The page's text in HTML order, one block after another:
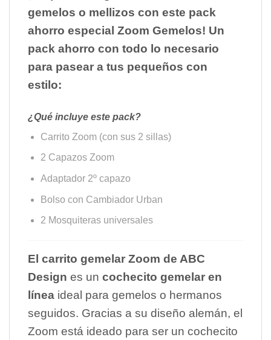
gemelos o mellizos con este pack
ahorro especial Zoom Gemelos! Un
pack ahorro con todo lo necesario
para pasear a tus pequeños con
estilo:
¿Qué incluye este pack?
Carrito Zoom (con sus 2 sillas)
2 Capazos Zoom
Adaptador 2º capazo
Bolso con Cambiador Urban
2 Mosquiteras universales
El carrito gemelar Zoom de ABC
Design es un cochecito gemelar en
línea ideal para gemelos o hermanos
seguidos. Gracias a su diseño alemán, el
Zoom está ideado para ser un cochecito